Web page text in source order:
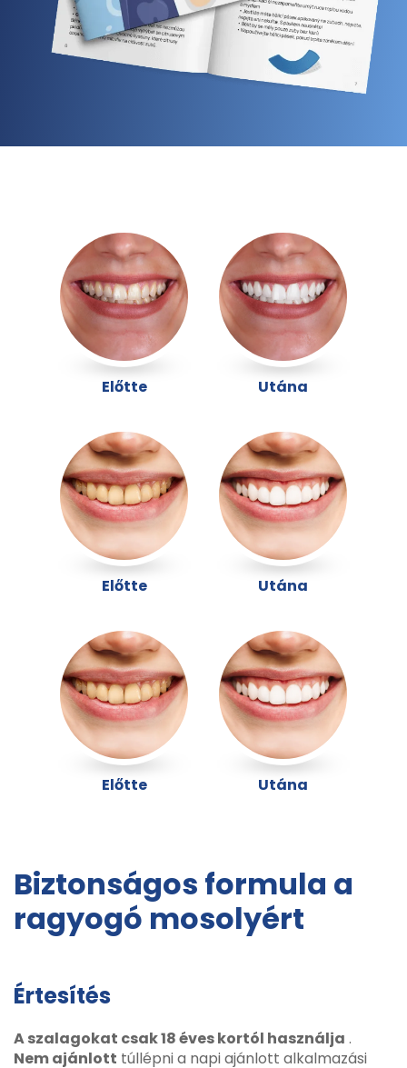
Előtte Utána
Előtte Utána
Előtte Utána
Biztonságos formula a
ragyogó mosolyért
Értesítés
A szalagokat csak 18 éves kortól használja .
Nem ajánlott túllépni a napi ajánlott alkalmazási